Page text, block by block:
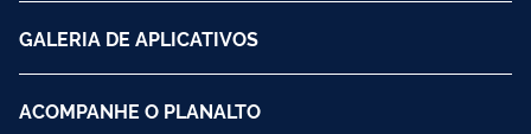
GALERIA DE APLICATIVOS
ACOMPANHE O PLANALTO